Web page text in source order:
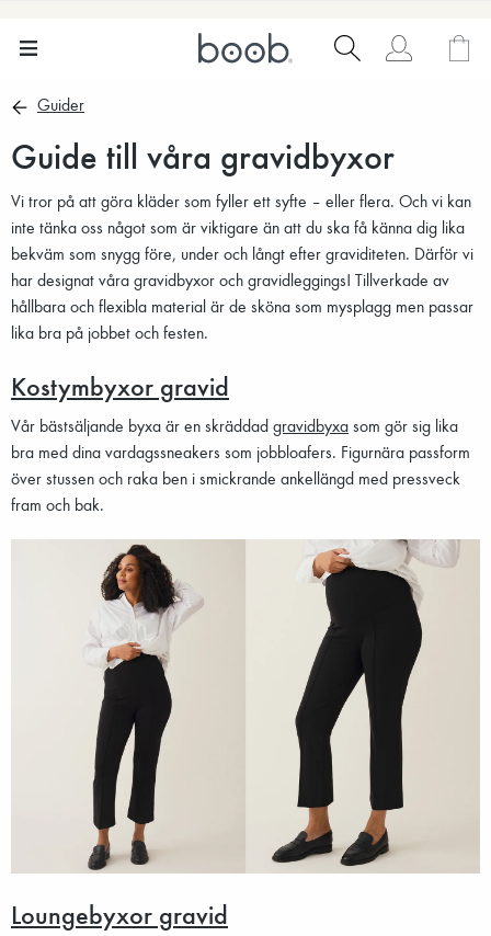
Guider
Guide till våra gravidbyxor
Vi tror på att göra kläder som fyller ett syfte – eller flera. Och vi kan
inte tänka oss något som är viktigare än att du ska få känna dig lika
bekväm som snygg före, under och långt efter graviditeten. Därför vi
har designat våra gravidbyxor och gravidleggings! Tillverkade av
hållbara och flexibla material är de sköna som mysplagg men passar
lika bra på jobbet och festen.
Kostymbyxor gravid
Vår bästsäljande byxa är en skräddad gravidbyxa som gör sig lika
bra med dina vardagssneakers som jobbloafers. Figurnära passform
över stussen och raka ben i smickrande ankellängd med pressveck
fram och bak.
Loungebyxor gravid